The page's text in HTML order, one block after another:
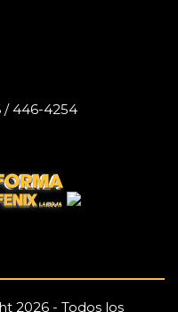
/ 446-4254
2026 - Todos los